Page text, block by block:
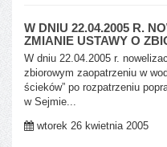
W DNIU 22.04.2005 R.
ZMIANIE USTAWY O
W dniu 22.04.2005 r.
zbiorowym zaopatrzeniu w
ścieków” po rozpatrzeniu
w Sejmie...
wtorek 26 kwietnia 2005